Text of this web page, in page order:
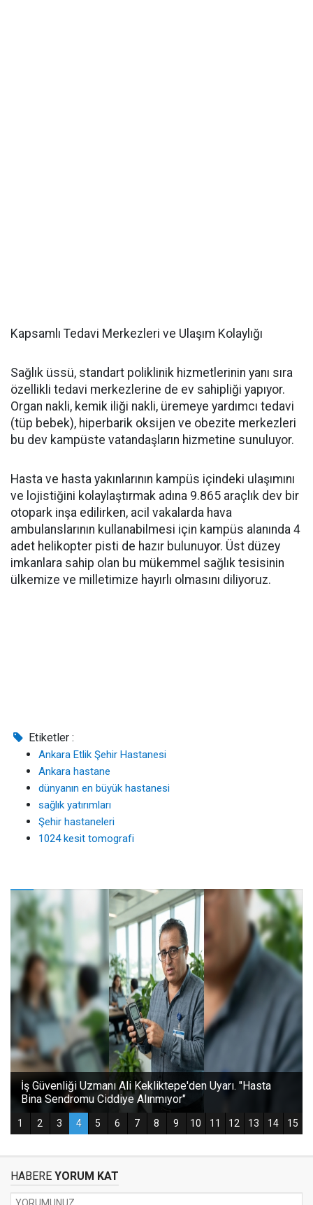
Kapsamlı Tedavi Merkezleri ve Ulaşım Kolaylığı
Sağlık üssü, standart poliklinik hizmetlerinin yanı sıra
özellikli tedavi merkezlerine de ev sahipliği yapıyor.
Organ nakli, kemik iliği nakli, üremeye yardımcı tedavi
(tüp bebek), hiperbarik oksijen ve obezite merkezleri
bu dev kampüste vatandaşların hizmetine sunuluyor.
Hasta ve hasta yakınlarının kampüs içindeki ulaşımını
ve lojistiğini kolaylaştırmak adına 9.865 araçlık dev bir
otopark inşa edilirken, acil vakalarda hava
ambulanslarının kullanabilmesi için kampüs alanında 4
adet helikopter pisti de hazır bulunuyor. Üst düzey
imkanlara sahip olan bu mükemmel sağlık tesisinin
ülkemize ve milletimize hayırlı olmasını diliyoruz.
Etiketler :
Ankara Etlik Şehir Hastanesi
Ankara hastane
dünyanın en büyük hastanesi
sağlık yatırımları
Şehir hastaneleri
1024 kesit tomografi
HABERE YORUM KAT